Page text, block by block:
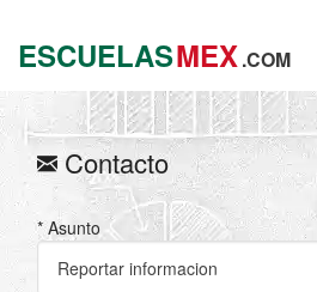
ESCUELASMEX.COM
Contacto
* Asunto